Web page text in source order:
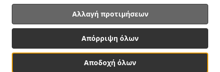
Αποδοχή όλων
Απόρριψη όλων
Αλλαγή προτιμήσεων
Υποστηριζόμενο από:
Letz2Go S.A.R.L.-s| info@letz2go.com | +34661617059